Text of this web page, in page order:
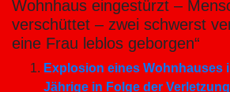
Wohnhaus eingestürzt –
verschüttet – zwei schwerst
eine Frau leblos geborgen“
Explosion eines Wohnhauses
Jährige in Folge der